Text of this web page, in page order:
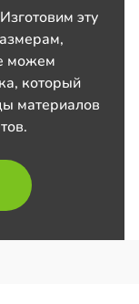
эту
можем
который
материалов